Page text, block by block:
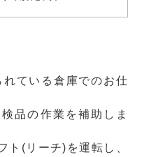
ている倉庫でのお仕
品の作業を補助しま
ト(リーチ)を運転し、